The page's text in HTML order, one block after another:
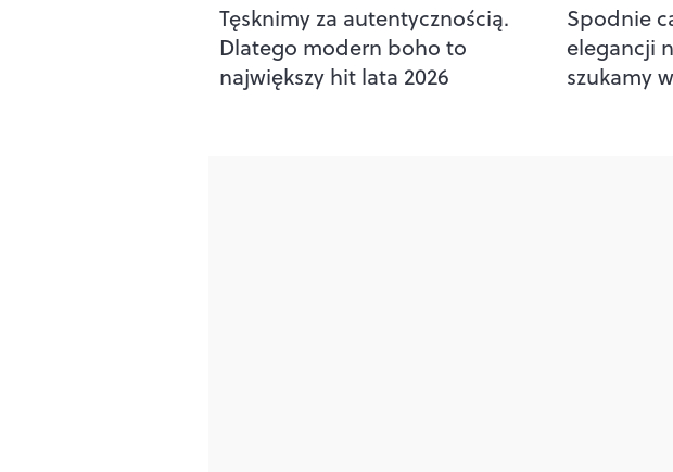
Tęsknimy za autentycznością.
Dlatego modern boho to
największy hit lata 2026
Spodnie
elegancji
szukamy